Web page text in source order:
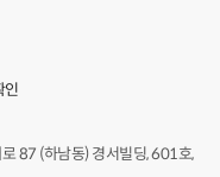
인
87 (하남동) 경서빌딩, 601호,